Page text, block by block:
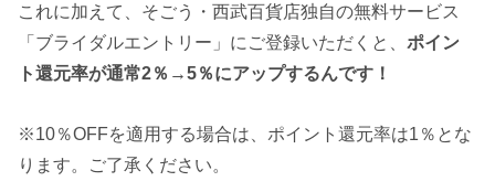
これに加えて、そごう・西武百貨店独自の無料サービス
「ブライダルエントリー」にご登録いただくと、ポイン
ト還元率が通常2％→5％にアップするんです！
※10％OFFを適用する場合は、ポイント還元率は1％とな
ります。ご了承ください。